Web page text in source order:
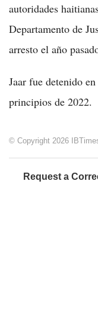
autoridades
Departamento de
arresto el año
Jaar fue detenido
principios de 2022.
© Copyright 2026
Request a